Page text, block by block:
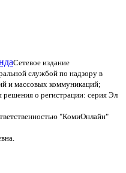
Сетевое издание
службой по надзору в
и массовых коммуникаций;
о регистрации: серия Эл
"КомиОнлайн"